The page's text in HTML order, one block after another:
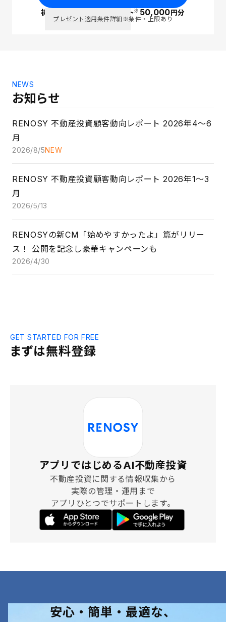
初回面談で ポイント※ 50,000円分
プレゼント適用条件詳細 ※条件・上限あり
お知らせ
NEWS
2026/8/5NEW
RENOSY 不動産投資顧客動向レポート 2026年4〜6
月
2026/5/13
RENOSY 不動産投資顧客動向レポート 2026年1〜3
月
2026/4/30
RENOSYの新CM「始めやすかったよ」篇がリリー
ス！ 公開を記念し豪華キャンペーンも
まずは無料登録
GET STARTED FOR FREE
アプリではじめるAI不動産投資
不動産投資に関する情報収集から
実際の管理・運用まで
アプリひとつでサポートします。
安心・簡単・最適な、